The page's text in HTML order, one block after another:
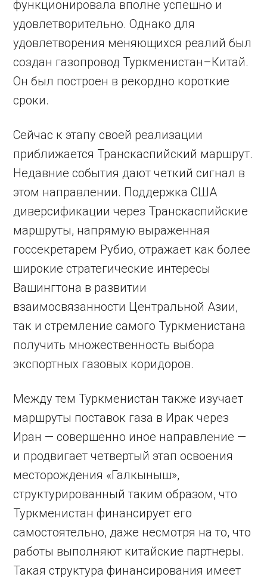
функционировала вполне успешно и
удовлетворительно. Однако для
удовлетворения меняющихся реалий был
создан газопровод Туркменистан–Китай.
Он был построен в рекордно короткие
сроки.
Сейчас к этапу своей реализации
приближается Транскаспийский маршрут.
Недавние события дают четкий сигнал в
этом направлении. Поддержка США
диверсификации через Транскаспийские
маршруты, напрямую выраженная
госсекретарем Рубио, отражает как более
широкие стратегические интересы
Вашингтона в развитии
взаимосвязанности Центральной Азии,
так и стремление самого Туркменистана
получить множественность выбора
экспортных газовых коридоров.
Между тем Туркменистан также изучает
маршруты поставок газа в Ирак через
Иран — совершенно иное направление —
и продвигает четвертый этап освоения
месторождения «Галкыныш»,
структурированный таким образом, что
Туркменистан финансирует его
самостоятельно, даже несмотря на то, что
работы выполняют китайские партнеры.
Такая структура финансирования имеет